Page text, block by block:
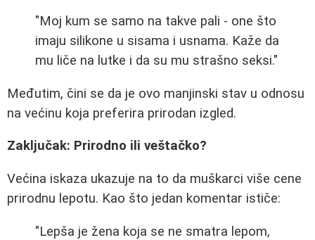
"Moj kum se samo na takve pali - one što
imaju silikone u sisama i usnama. Kaže da
mu liče na lutke i da su mu strašno seksi."
Međutim, čini se da je ovo manjinski stav u odnosu
na većinu koja preferira prirodan izgled.
Zaključak: Prirodno ili veštačko?
Većina iskaza ukazuje na to da muškarci više cene
prirodnu lepotu. Kao što jedan komentar ističe:
"Lepša je žena koja se ne smatra lepom,